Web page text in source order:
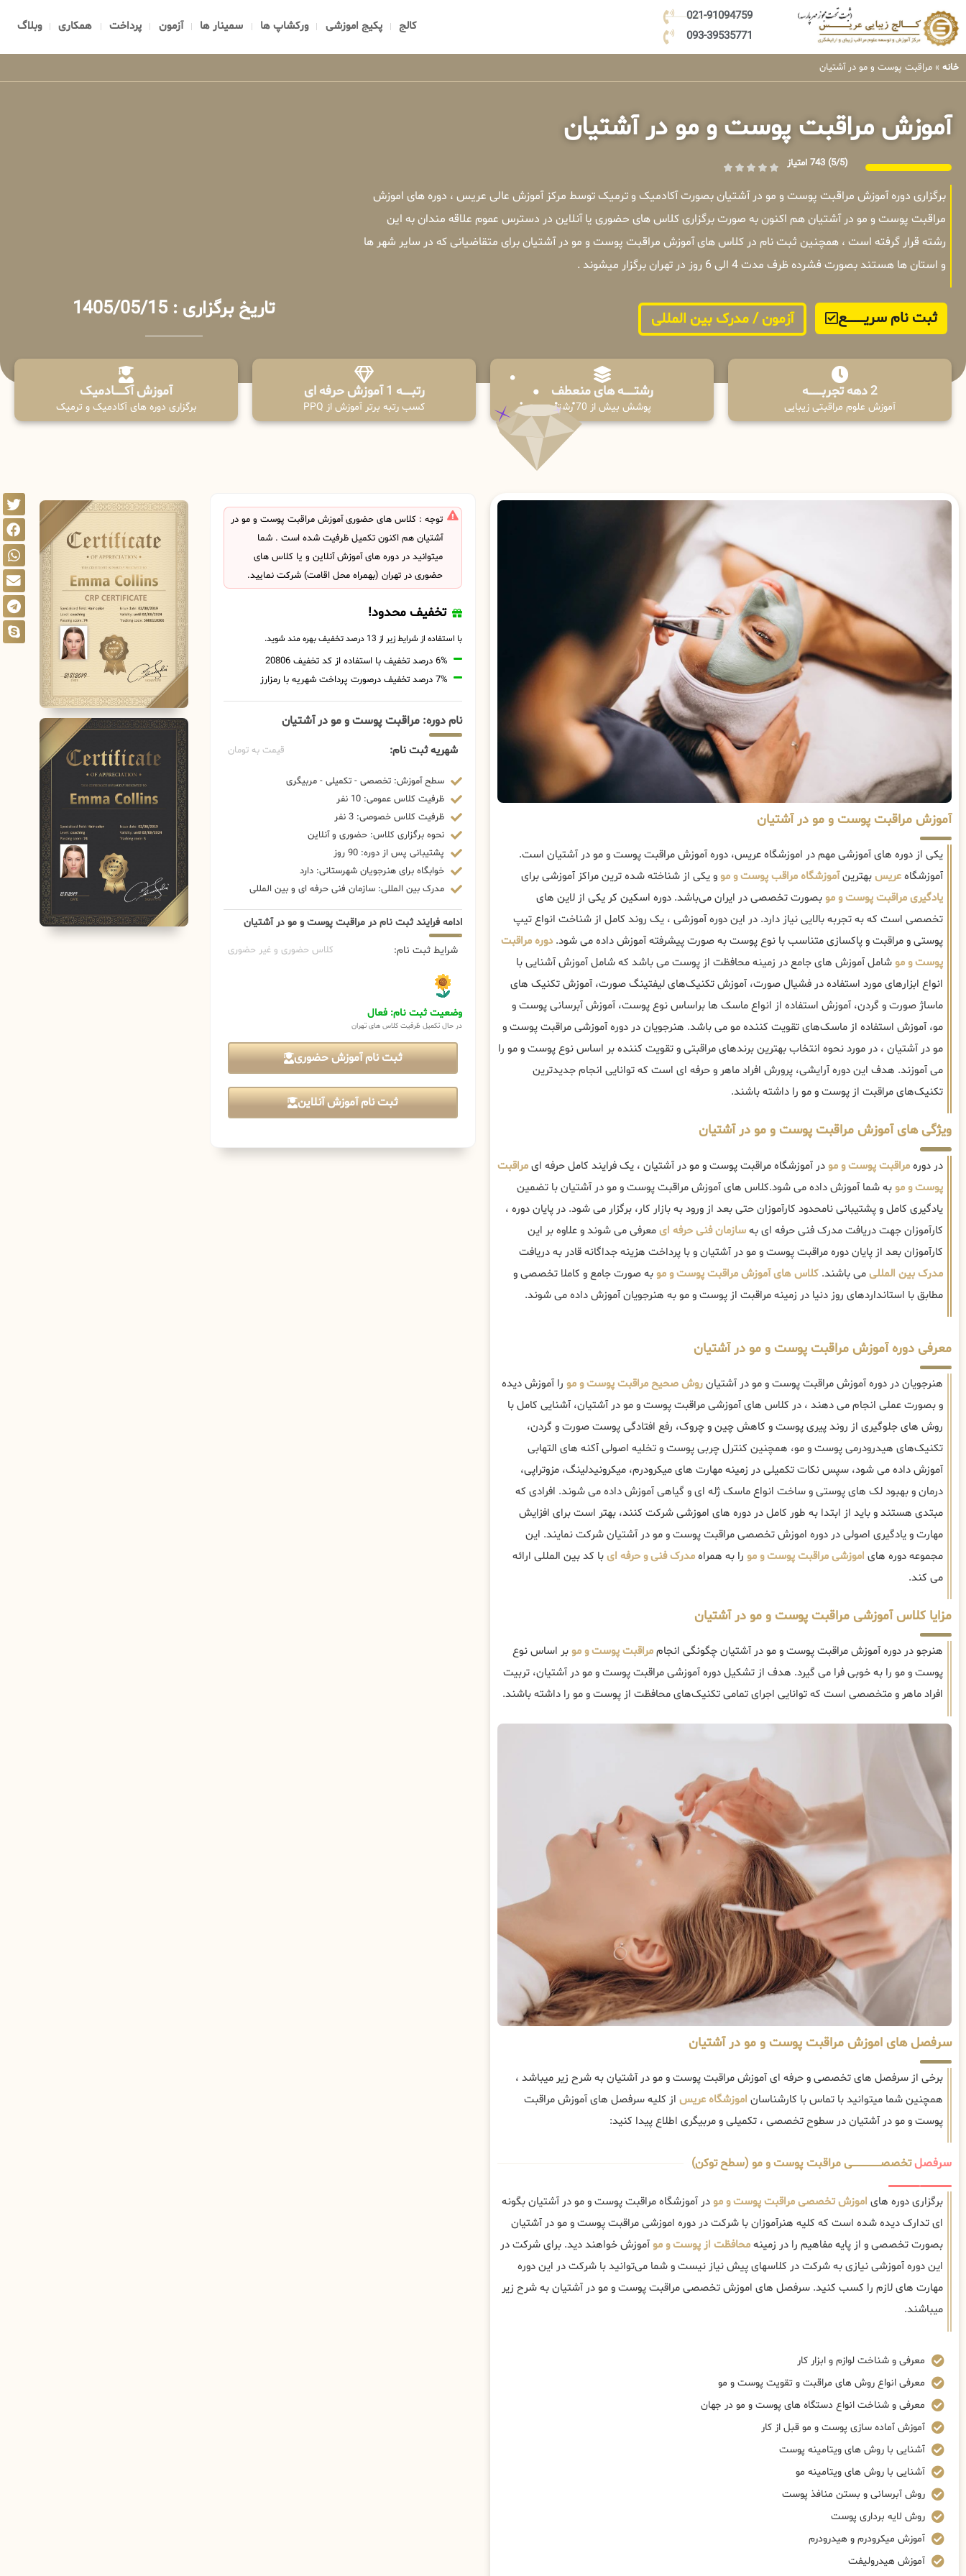
021-91094759
093-39535771
کالج پکیج اموزشی ورکشاپ ها سمینار ها آزمون پرداخت همکاری وبلاگ
خانه » مراقبت پوست و مو در آشتیان
آموزش مراقبت پوست و مو در آشتیان
(5/5) 743 امتیاز
برگزاری دوره آموزش مراقبت پوست و مو در آشتیان بصورت آکادمیک و ترمیک توسط مرکز آموزش عالی عریس ، دوره های اموزش
مراقبت پوست و مو در آشتیان هم اکنون به صورت برگزاری کلاس های حضوری یا آنلاین در دسترس عموم علاقه مندان به این
رشته قرار گرفته است ، همچنین ثبت نام در کلاس های آموزش مراقبت پوست و مو در آشتیان برای متقاضیانی که در سایر شهر ها
و استان ها هستند بصورت فشرده ظرف مدت 4 الی 6 روز در تهران برگزار میشوند .
ثبت نام سریــــــــــــع آزمون / مدرک بین المللی تاریخ برگزاری : 1405/05/15
2 دهه تجربـــــــــه
آموزش علوم مراقبتی زیبایی
رشتـــــــه های منعطف
پوشش بیش از 70 رشته
رتبــــــه 1 آموزش حرفه ای
کسب رتبه برتر آموزش از PPQ
آموزش آکـــــــادمیک
برگزاری دوره های آکادمیک و ترمیک
آموزش مراقبت پوست و مو در آشتیان
یکی از دوره های آموزشی مهم در اموزشگاه عریس، دوره آموزش مراقبت پوست و مو در آشتیان است.
آموزشگاهعریسبهترینآموزشگاه مراقب پوست و موو یکی از شناخته شده ترین مراکز آموزشی برای
یادگیری مراقبت پوست و موبصورت تخصصی در ایران می‌باشد. دوره اسکین کر یکی از لاین های
تخصصی است که به تجربه بالایی نیاز دارد. در این دوره آموزشی ، یک روند کامل از شناخت انواع تیپ
پوستی و مراقبت و پاکسازی متناسب با نوع پوست به صورت پیشرفته آموزش داده می شود.دوره مراقبت
پوست و موشامل آموزش های جامع در زمینه محافظت از پوست می باشد که شامل آموزش آشنایی با
انواع ابزارهای مورد استفاده در فشیال صورت، آموزش تکنیک‌های لیفتینگ صورت، آموزش تکنیک های
ماساژ صورت و گردن، آموزش استفاده از انواع ماسک ها براساس نوع پوست، آموزش آبرسانی پوست و
مو، آموزش استفاده از ماسک‌های تقویت کننده مو می باشد. هنرجویان در دوره آموزشی مراقبت پوست و
مو در آشتیان ، در مورد نحوه انتخاب بهترین برندهای مراقبتی و تقویت کننده بر اساس نوع پوست و مو را
می آموزند. هدف این دوره آرایشی، پرورش افراد ماهر و حرفه ای است که توانایی انجام جدیدترین
تکنیک‌های مراقبت از پوست و مو را داشته باشند.
ویژگی های آموزش مراقبت پوست و مو در آشتیان
در دورهمراقبت پوست و مودر آموزشگاه مراقبت پوست و مو در آشتیان ، یک فرایند کامل حرفه ایمراقبت
پوست و موبه شما آموزش داده می شود.کلاس های آموزش مراقبت پوست و مو در آشتیان با تضمین
یادگیری کامل و پشتیبانی نامحدود کارآموزان حتی بعد از ورود به بازار کار، برگزار می شود. در پایان دوره ،
کارآموزان جهت دریافت مدرک فنی حرفه ای بهسازمان فنی حرفه ایمعرفی می شوند و علاوه بر این
کارآموزان بعد از پایان دوره مراقبت پوست و مو در آشتیان و با پرداخت هزینه جداگانه قادر به دریافت
مدرک بین المللیمی باشند. کلاس های آموزش مراقبت پوست و موبه صورت جامع و کاملا تخصصی و
مطابق با استانداردهای روز دنیا در زمینه مراقبت از پوست و مو به هنرجویان آموزش داده می شوند.
معرفی دوره آموزش مراقبت پوست و مو در آشتیان
هنرجویان در دوره آموزش مراقبت پوست و مو در آشتیانروش صحیح مراقبت پوست و مو را آموزش دیده
و بصورت عملی انجام می دهند ، در کلاس های آموزشی مراقبت پوست و مو در آشتیان، آشنایی کامل با
روش های جلوگیری از روند پیری پوست و کاهش چین و چروک، رفع افتادگی پوست صورت و گردن،
تکنیک‌های هیدرودرمی پوست و مو، همچنین کنترل چربی پوست و تخلیه اصولی آکنه های التهابی
آموزش داده می شود، سپس نکات تکمیلی در زمینه مهارت های میکرودرم، میکرونیدلینگ، مزوتراپی،
درمان و بهبود لک های پوستی و ساخت انواع ماسک ژله ای و گیاهی آموزش داده می شوند. افرادی که
مبتدی هستند و باید از ابتدا به طور کامل در دوره های اموزشی شرکت کنند، بهتر است برای افزایش
مهارت و یادگیری اصولی در دوره اموزش تخصصی مراقبت پوست و مو در آشتیان شرکت نمایند. این
مجموعه دوره های اموزشی مراقبت پوست و مو را به همراهمدرک فنی و حرفه ایبا کد بین المللی ارائه
می کند.
مزایا کلاس آموزشی مراقبت پوست و مو در آشتیان
هنرجو در دوره آموزش مراقبت پوست و مو در آشتیان چگونگی انجاممراقبت پوست و موبر اساس نوع
پوست و مو را به خوبی فرا می گیرد. هدف از تشکیل دوره آموزشی مراقبت پوست و مو در آشتیان، تربیت
افراد ماهر و متخصصی است که توانایی اجرای تمامی تکنیک‌های محافظت از پوست و مو را داشته باشند.
سرفصل های اموزش مراقبت پوست و مو در آشتیان
برخی از سرفصل های تخصصی و حرفه ای آموزش مراقبت پوست و مو در آشتیان به شرح زیر میباشد ،
همچنین شما میتوانید با تماس با کارشناسان اموزشگاه عریس از کلیه سرفصل های آموزش مراقبت
پوست و مو در آشتیان در سطوح تخصصی ، تکمیلی و مربیگری اطلاع پیدا کنید:
سرفصلتخصصــــــــــــــــــــی مراقبت پوست و مو (سطح توکن)
برگزاری دوره های اموزش تخصصی مراقبت پوست و مودر آموزشگاه مراقبت پوست و مو در آشتیان بگونه
ای تدارک دیده شده است که کلیه هنرآموزان با شرکت در دوره اموزشی مراقبت پوست و مو در آشتیان
بصورت تخصصی و از پایه مفاهیم را در زمینهمحافظت از پوست و موآموزش خواهند دید. برای شرکت در
این دوره آموزشی نیازی به شرکت در کلاسهای پیش نیاز نیست و شما می‌توانید با شرکت در این دوره
مهارت های لازم را کسب کنید. سرفصل های اموزش تخصصی مراقبت پوست و مو در آشتیان به شرح زیر
میباشند.
معرفی و شناخت لوازم و ابزار کار
معرفی انواع روش های مراقبت و تقویت پوست و مو
معرفی و شناخت انواع دستگاه های پوست و مو در جهان
آموزش آماده سازی پوست و مو قبل از کار
آشنایی با روش های ویتامینه پوست
آشنایی با روش های ویتامینه مو
روش آبرسانی و بستن منافذ پوست
روش لایه برداری پوست
آموزش میکرودرم و هیدرودرم
آموزش هیدرولیفت
توجه : کلاس های حضوری آموزش مراقبت پوست و مو در
آشتیان هم اکنون تکمیل ظرفیت شده است . شما
میتوانید در دوره های آموزش آنلاین و یا کلاس های
حضوری در تهران (بهمراه محل اقامت) شرکت نمایید.
تخفیف محدود!
با استفاده از شرایط زیر از 13 درصد تخفیف بهره مند شوید.
6% درصد تخفیف با استفاده از کد تخفیف 20806
7% درصد تخفیف درصورت پرداخت شهریه با رمزارز
نام دوره: مراقبت پوست و مو در آشتیان
شهریه ثبت نام: قیمت به تومان
سطح آموزش: تخصصی - تکمیلی - مربیگری
ظرفیت کلاس عمومی: 10 نفر
ظرفیت کلاس خصوصی: 3 نفر
نحوه برگزاری کلاس: حضوری و آنلاین
پشتیبانی پس از دوره: 90 روز
خوابگاه برای هنرجویان شهرستانی: دارد
مدرک بین المللی: سازمان فنی حرفه ای و بین المللی
ادامه فرایند ثبت نام در مراقبت پوست و مو در آشتیان
شرایط ثبت نام: کلاس حضوری و غیر حضوری
وضعیت ثبت نام: فعال
در حال تکمیل ظرفیت کلاس های تهران
ثبت نام آموزش حضوری
ثبت نام آموزش آنلاین